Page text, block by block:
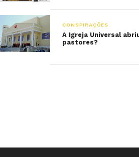
CONSPIRAÇÕES
A Igreja Universal
pastores?